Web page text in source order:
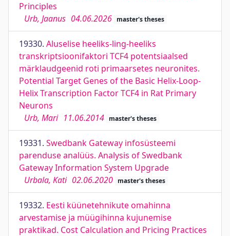
Principles
Urb, Jaanus 04.06.2026 master's theses
19330. Aluselise heeliks-ling-heeliks
transkriptsioonifaktori TCF4 potentsiaalsed
märklaudgeenid roti primaarsetes neuronites.
Potential Target Genes of the Basic Helix-Loop-
Helix Transcription Factor TCF4 in Rat Primary
Neurons
Urb, Mari 11.06.2014 master's theses
19331. Swedbank Gateway infosüsteemi
parenduse analüüs. Analysis of Swedbank
Gateway Information System Upgrade
Urbala, Kati 02.06.2020 master's theses
19332. Eesti küünetehnikute omahinna
arvestamise ja müügihinna kujunemise
praktikad. Cost Calculation and Pricing Practices